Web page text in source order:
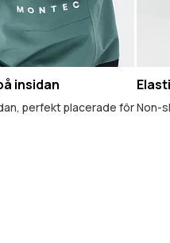
insidan
perfekt placerade förNon-